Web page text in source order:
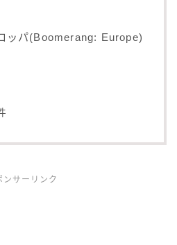
ッパ(Boomerang: Europe)
ンサーリンク